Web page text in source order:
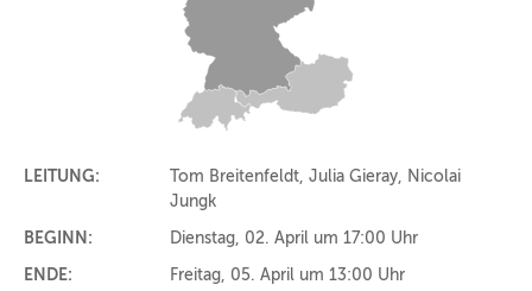
LEITUNG:
Tom Breitenfeldt, Julia Gieray, Nicolai
Jungk
BEGINN:
Dienstag, 02. April um 17:00 Uhr
ENDE:
Freitag, 05. April um 13:00 Uhr